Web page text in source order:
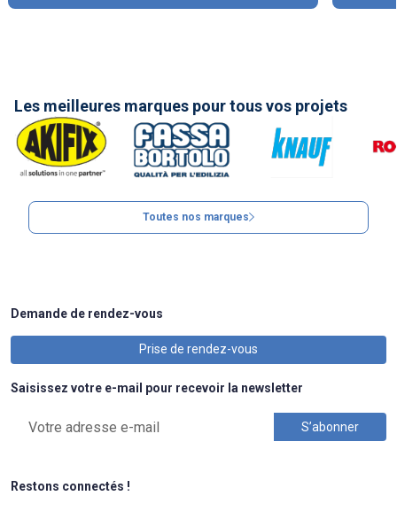
Les meilleures marques pour tous vos projets
Toutes nos marques
Demande de rendez-vous
Prise de rendez-vous
Saisissez votre e-mail pour recevoir la newsletter
Restons connectés !